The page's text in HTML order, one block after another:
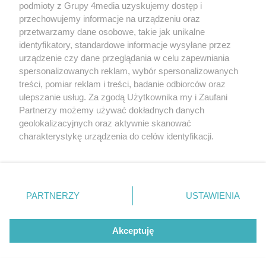
Redakcja Reklama Prywatność
the:protocol
Szukaj
Facebook.com
Youtube.com
podmioty z Grupy 4media uzyskujemy dostęp i
przechowujemy informacje na urządzeniu oraz
przetwarzamy dane osobowe, takie jak unikalne
identyfikatory, standardowe informacje wysyłane przez
urządzenie czy dane przeglądania w celu zapewniania
spersonalizowanych reklam, wybór spersonalizowanych
treści, pomiar reklam i treści, badanie odbiorców oraz
ulepszanie usług. Za zgodą Użytkownika my i Zaufani
Partnerzy możemy używać dokładnych danych
geolokalizacyjnych oraz aktywnie skanować
charakterystykę urządzenia do celów identyfikacji.
zmienić/wycofać klikając przycisk ustawień prywatności
znajdujący się w lewym dolnym rogu strony
. Niektóre
użytkownika, ale masz prawo sprzeciwić się takiemu
przetwarzaniu. Preferencje będą miały zastosowania tylko
PARTNERZY USTAWIENIA
Akceptuję